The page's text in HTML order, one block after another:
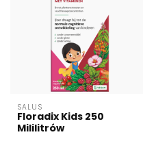
SALUS
Floradix Kids 250
Mililitrów